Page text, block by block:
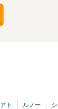
ト ルノー